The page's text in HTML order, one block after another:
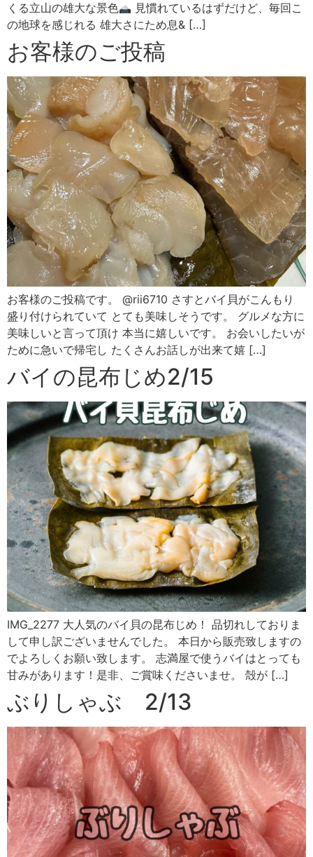
くる立山の雄大な景色
見慣れているはずだけど、毎回こ
の地球を感じれる 雄大さにため息& […]
お客様のご投稿
お客様のご投稿です。 @rii6710 さすとバイ貝がこんもり
盛り付けられていて とても美味しそうです。 グルメな方に
美味しいと言って頂け 本当に嬉しいです。 お会いしたいが
ために急いで帰宅し たくさんお話しが出来て嬉 […]
バイの昆布じめ2/15
IMG_2277 大人気のバイ貝の昆布じめ！ 品切れしておりま
して申し訳ございませんでした。 本日から販売致しますの
でよろしくお願い致します。 志満屋で使うバイはとっても
甘みがあります！是非、ご賞味くださいませ。 殻が […]
ぶりしゃぶ 2/13